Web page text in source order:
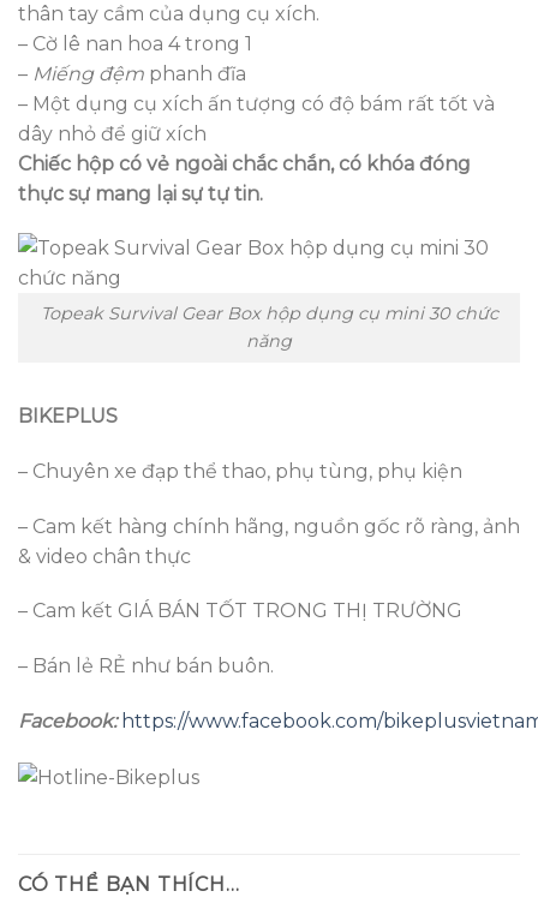
thân tay cầm của dụng cụ xích.
– Cờ lê nan hoa 4 trong 1
– Miếng đệm phanh đĩa
– Một dụng cụ xích ấn tượng có độ bám rất tốt và
dây nhỏ để giữ xích
Chiếc hộp có vẻ ngoài chắc chắn, có khóa đóng
thực sự mang lại sự tự tin.
Topeak Survival Gear Box hộp dụng cụ mini 30 chức
năng
BIKEPLUS
– Chuyên xe đạp thể thao, phụ tùng, phụ kiện
– Cam kết hàng chính hãng, nguồn gốc rõ ràng, ảnh
& video chân thực
– Cam kết GIÁ BÁN TỐT TRONG THỊ TRƯỜNG
– Bán lẻ RẺ như bán buôn.
Facebook: https://www.facebook.com/
CÓ THỂ BẠN THÍCH…